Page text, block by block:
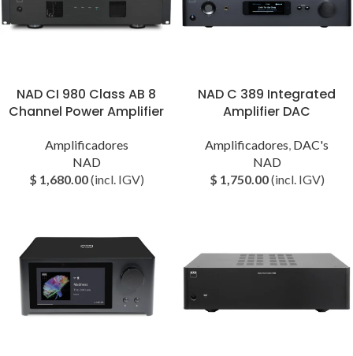
NAD CI 980 Class AB 8
Channel Power Amplifier
Amplificadores
NAD
$ 1,680.00(incl. IGV)
NAD C 389 Integrated
Amplifier DAC
Amplificadores, DAC's
NAD
$ 1,750.00(incl. IGV)